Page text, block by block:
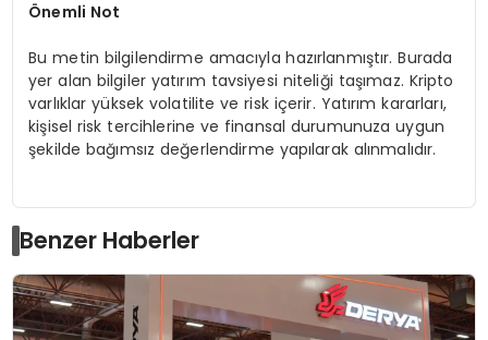
Önemli Not
Bu metin bilgilendirme amacıyla hazırlanmıştır. Burada
yer alan bilgiler yatırım tavsiyesi niteliği taşımaz. Kripto
varlıklar yüksek volatilite ve risk içerir. Yatırım kararları,
kişisel risk tercihlerine ve finansal durumunuza uygun
şekilde bağımsız değerlendirme yapılarak alınmalıdır.
Benzer Haberler